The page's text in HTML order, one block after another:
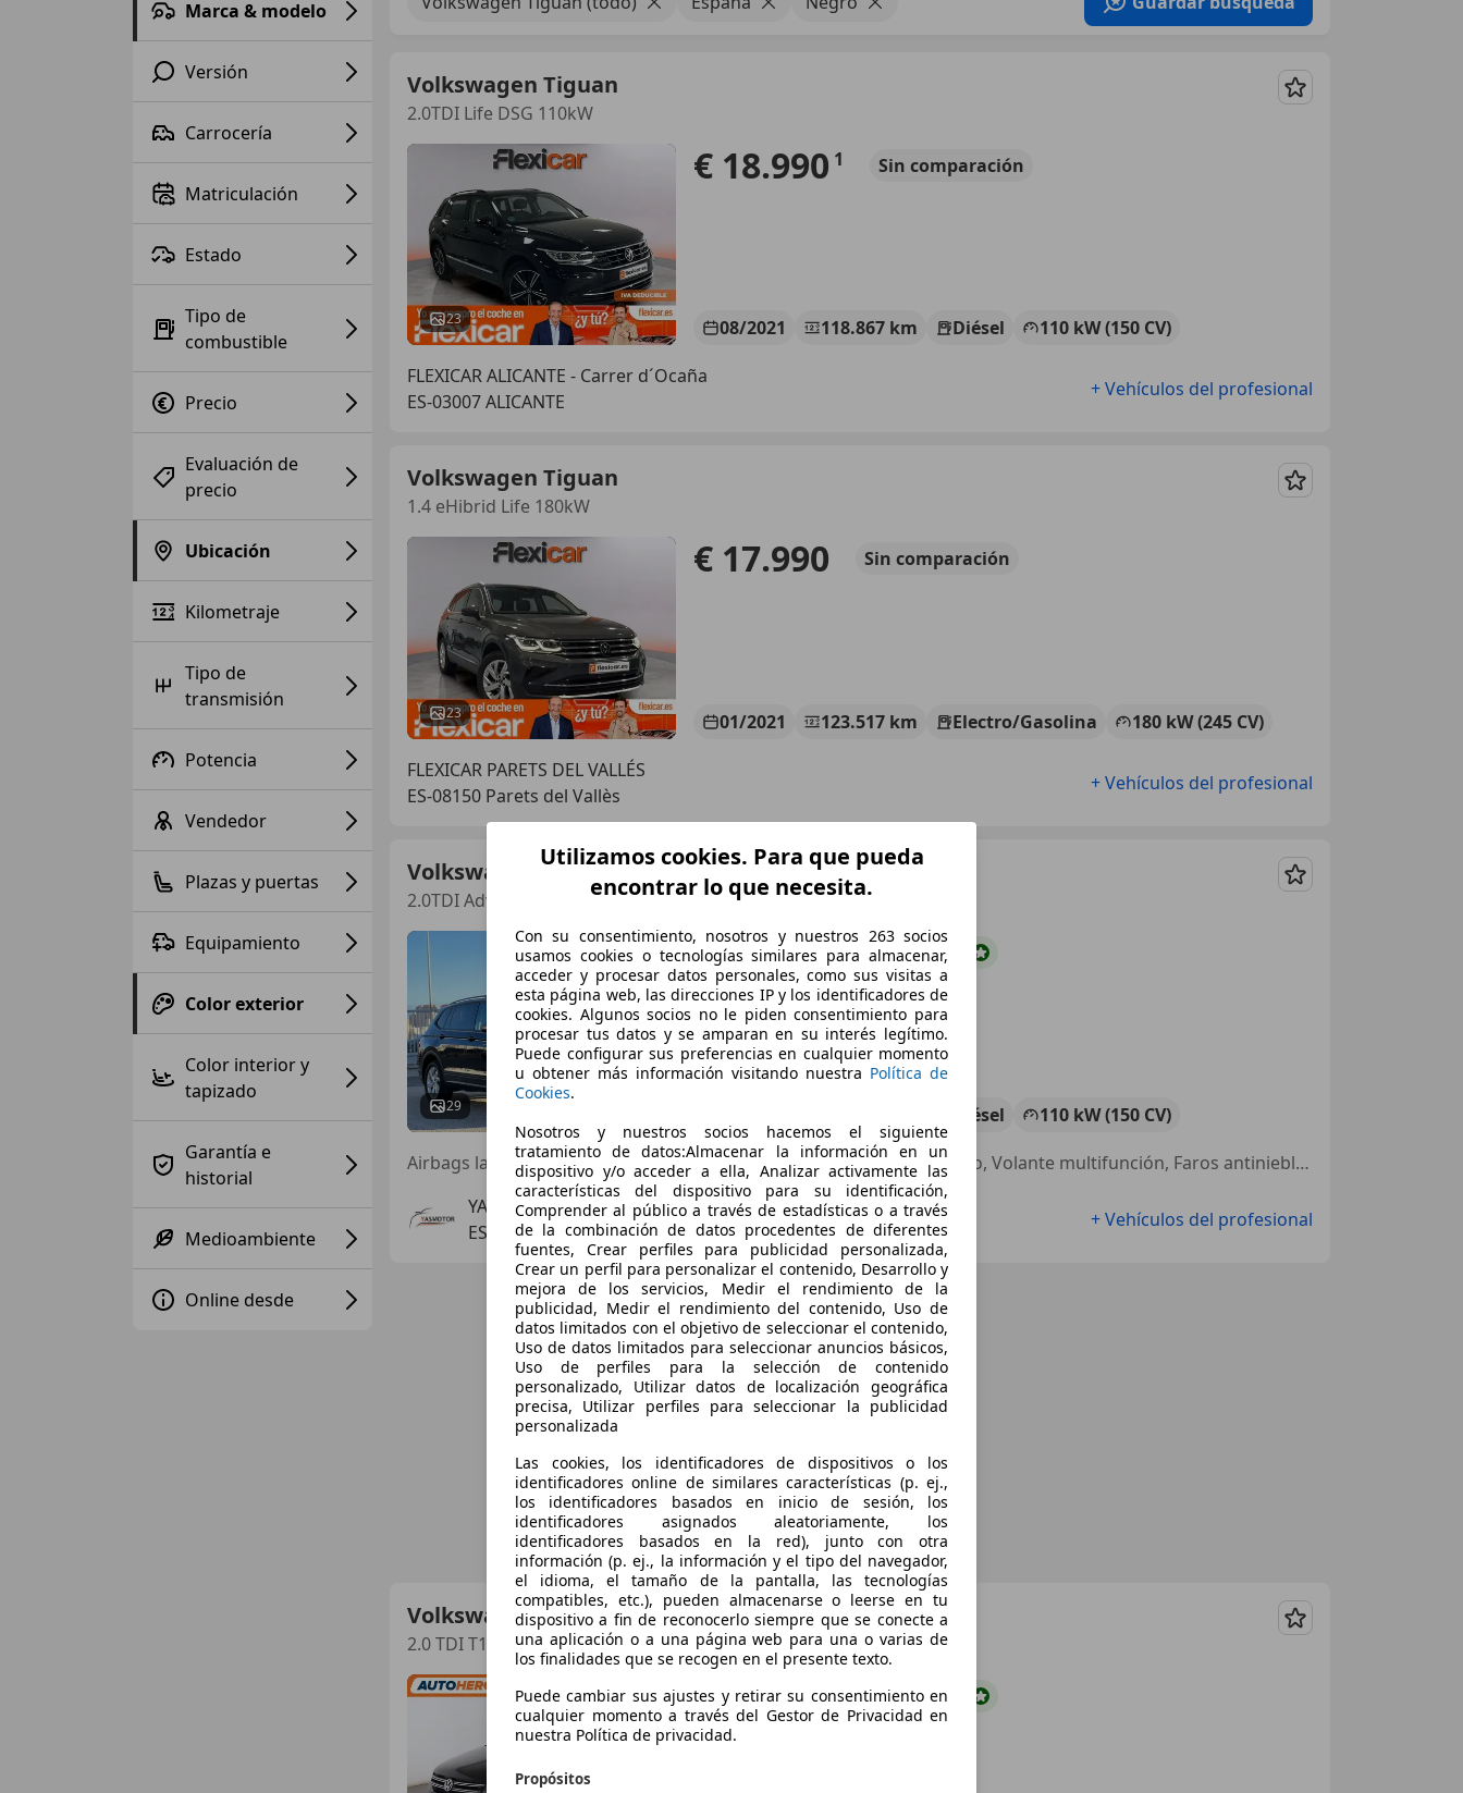
Marca & modelo
Versión
Carrocería
Matriculación
Estado
Tipo de
combustible
Precio
Evaluación de
precio
Ubicación
Kilometraje
Tipo de
transmisión
Potencia
Vendedor
Plazas y puertas
Equipamiento
Color exterior
Color interior y
tapizado
Garantía e
historial
Medioambiente
Online desde
Volkswagen Tiguan
2.0TDI Life DSG 110kW
Guardar
23
€ 18.990 1 Sin comparación
08/2021 118.867 km Diésel
110 kW (150 CV)
FLEXICAR ALICANTE - Carrer d´Ocaña
ES-03007 ALICANTE
+ Vehículos del profesional
Volkswagen Tiguan
1.4 eHibrid Life 180kW
Guardar
23
€ 17.990 Sin comparación
01/2021 123.517 km Electro/Gasolina
180 kW (245 CV)
FLEXICAR PARETS DEL VALLÉS
ES-08150 Parets del Vallès
+ Vehículos del profesional
Volkswagen Tiguan Allspace
2.0TDI Advance DSG 110kW
Guardar
29
€ 17.990 Súperoferta
Diésel
110 kW (150 CV)
Airbags laterales, Sensor de lluvia, Airbag trasero, Elevalunas eléctrico, Volante multifunción, Faros antiniebla, Control de tracción, Cierre centralizado
YAS MOTOR
ES-03509 Finestrat
+ Vehículos del profesional
Volkswagen Tiguan
2.0 TDI T1 BlueMotion
Guardar
€ 13.618 Súperoferta
Utilizamos cookies. Para que pueda
encontrar lo que necesita.
Con su consentimiento, nosotros y nuestros 263 socios
usamos cookies o tecnologías similares para almacenar,
acceder y procesar datos personales, como sus visitas a
esta página web, las direcciones IP y los identificadores de
cookies. Algunos socios no le piden consentimiento para
procesar tus datos y se amparan en su interés legítimo.
Puede configurar sus preferencias en cualquier momento
u obtener más información visitando nuestra Política de
Cookies.
Nosotros y nuestros socios hacemos el siguiente
tratamiento de datos:Almacenar la información en un
dispositivo y/o acceder a ella, Analizar activamente las
características del dispositivo para su identificación,
Comprender al público a través de estadísticas o a través
de la combinación de datos procedentes de diferentes
fuentes, Crear perfiles para publicidad personalizada,
Crear un perfil para personalizar el contenido, Desarrollo y
mejora de los servicios, Medir el rendimiento de la
publicidad, Medir el rendimiento del contenido, Uso de
datos limitados con el objetivo de seleccionar el contenido,
Uso de datos limitados para seleccionar anuncios básicos,
Uso de perfiles para la selección de contenido
personalizado, Utilizar datos de localización geográfica
precisa, Utilizar perfiles para seleccionar la publicidad
personalizada
Las cookies, los identificadores de dispositivos o los
identificadores online de similares características (p. ej.,
los identificadores basados en inicio de sesión, los
identificadores asignados aleatoriamente, los
identificadores basados en la red), junto con otra
información (p. ej., la información y el tipo del navegador,
el idioma, el tamaño de la pantalla, las tecnologías
compatibles, etc.), pueden almacenarse o leerse en tu
dispositivo a fin de reconocerlo siempre que se conecte a
una aplicación o a una página web para una o varias de
los finalidades que se recogen en el presente texto.
Puede cambiar sus ajustes y retirar su consentimiento en
cualquier momento a través del Gestor de Privacidad en
nuestra Política de privacidad.
Propósitos